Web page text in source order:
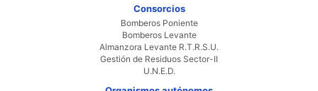
Consorcios
Bomberos Poniente
Bomberos Levante
Almanzora Levante R.T.R.S.U.
Gestión de Residuos Sector-II
U.N.E.D.